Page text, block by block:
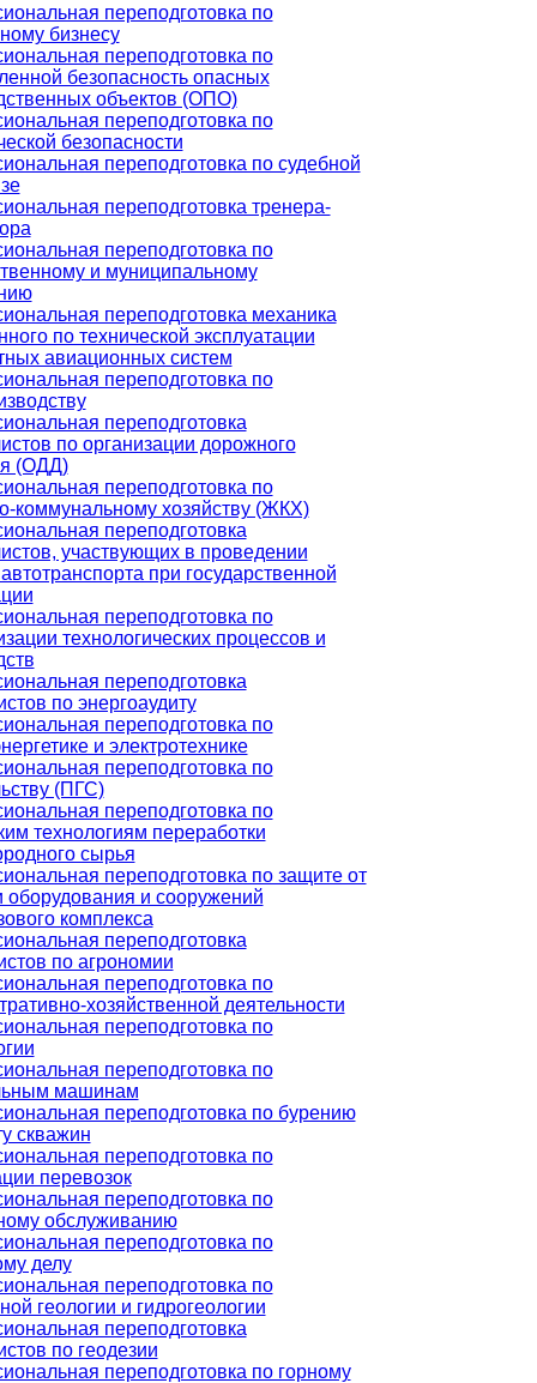
переподготовка по
бизнесу
переподготовка по
безопасность опасных
объектов (ОПО)
переподготовка по
безопасности
переподготовка по судебной
переподготовка тренера-
переподготовка по
и муниципальному
переподготовка механика
по технической эксплуатации
авиационных систем
переподготовка по
переподготовка
по организации дорожного
(ОДД)
переподготовка по
коммунальному хозяйству (ЖКХ)
переподготовка
участвующих в проведении
при государственной
переподготовка по
технологических процессов и
переподготовка
по энергоаудиту
переподготовка по
и электротехнике
переподготовка по
(ПГС)
переподготовка по
технологиям переработки
сырья
переподготовка по защите от
оборудования и сооружений
комплекса
переподготовка
по агрономии
переподготовка по
хозяйственной деятельности
переподготовка по
переподготовка по
машинам
переподготовка по бурению
скважин
переподготовка по
перевозок
переподготовка по
обслуживанию
переподготовка по
делу
переподготовка по
геологии и гидрогеологии
переподготовка
по геодезии
переподготовка по горному